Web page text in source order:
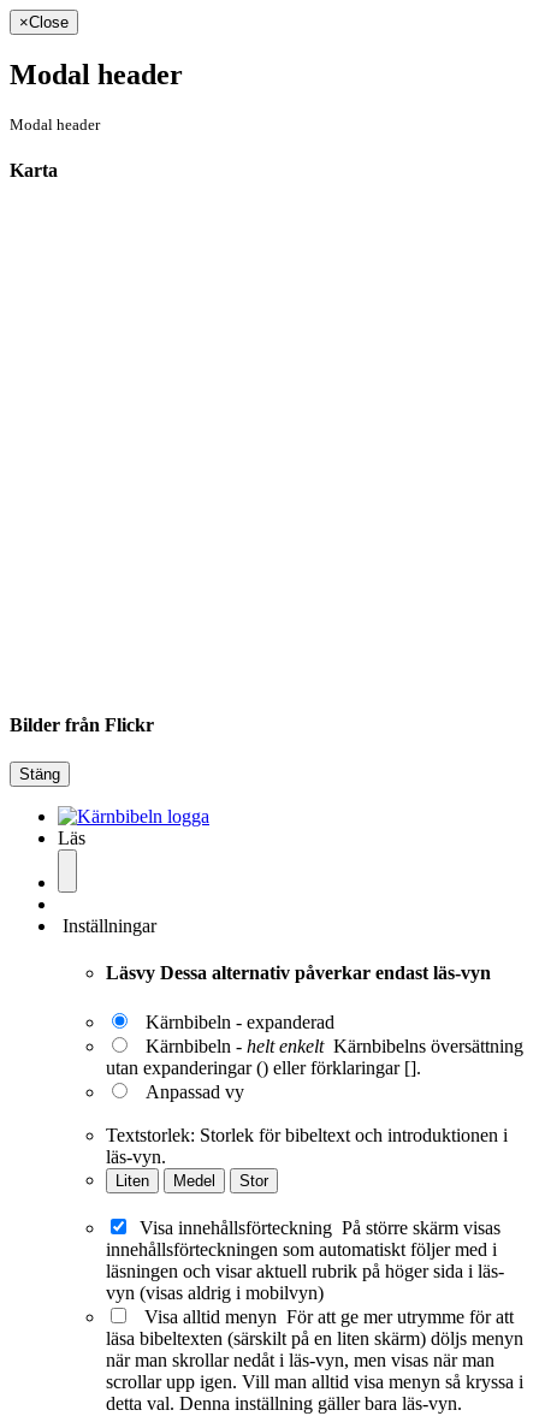
×Close
Modal header
Modal header
Karta
Bilder från Flickr
Stäng
Läs
Inställningar
Läsvy Dessa alternativ påverkar endast läs-vyn
Kärnbibeln - expanderad
Kärnbibeln - helt enkelt Kärnbibelns översättning
utan expanderingar () eller förklaringar [].
Anpassad vy
Textstorlek: Storlek för bibeltext och introduktionen i
läs-vyn.
Liten Medel Stor
Visa innehållsförteckning På större skärm visas
innehållsförteckningen som automatiskt följer med i
läsningen och visar aktuell rubrik på höger sida i läs-
vyn (visas aldrig i mobilvyn)
Visa alltid menyn För att ge mer utrymme för att
läsa bibeltexten (särskilt på en liten skärm) döljs menyn
när man skrollar nedåt i läs-vyn, men visas när man
scrollar upp igen. Vill man alltid visa menyn så kryssa i
detta val. Denna inställning gäller bara läs-vyn.